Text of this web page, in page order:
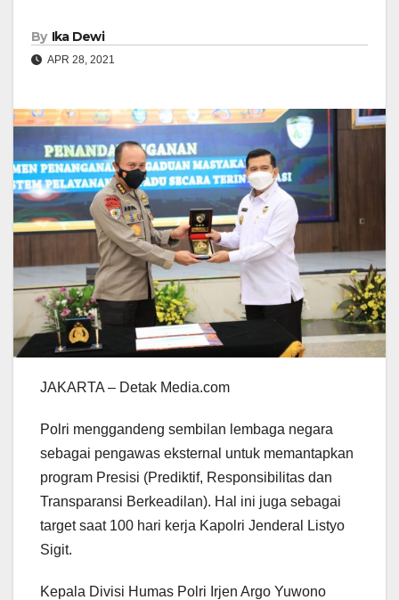
By Ika Dewi
APR 28, 2021
JAKARTA – Detak Media.com
Polri menggandeng sembilan lembaga negara
sebagai pengawas eksternal untuk memantapkan
program Presisi (Prediktif, Responsibilitas dan
Transparansi Berkeadilan). Hal ini juga sebagai
target saat 100 hari kerja Kapolri Jenderal Listyo
Sigit.
Kepala Divisi Humas Polri Irjen Argo Yuwono